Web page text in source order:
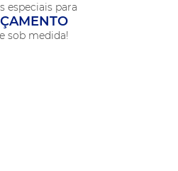
especiais para
sob medida!